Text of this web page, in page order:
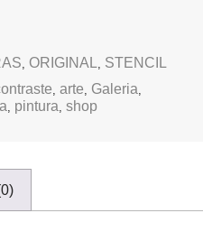
, ORIGINAL, STENCIL
, arte, Galeria,
, pintura, shop